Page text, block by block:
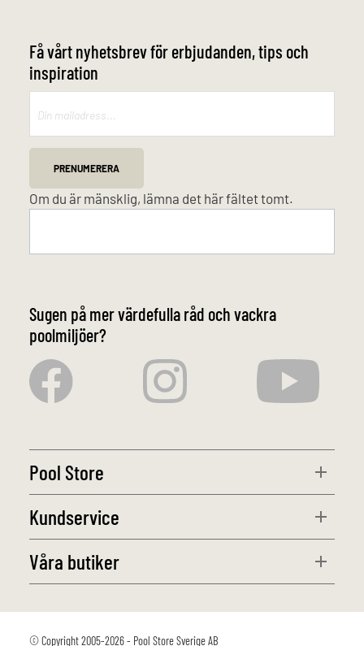
Få vårt nyhetsbrev för erbjudanden, tips och
inspiration
PRENUMERERA
Om du är mänsklig, lämna det här fältet tomt.
Sugen på mer värdefulla råd och vackra
poolmiljöer?
Pool Store
Kundservice
Våra butiker
© Copyright 2005-2026 - Pool Store Sverige AB